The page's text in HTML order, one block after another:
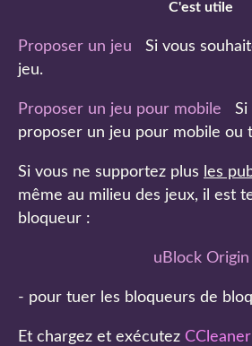
C'est utile
Proposer un jeu Si vous
jeu.
Proposer un jeu pour mobile Si
proposer un jeu pour mobile ou
Si vous ne supportez plus les
même au milieu des jeux, il est
bloqueur :
uBlock Origin
- pour tuer les bloqueurs de
Et chargez et exécutez CCleaner